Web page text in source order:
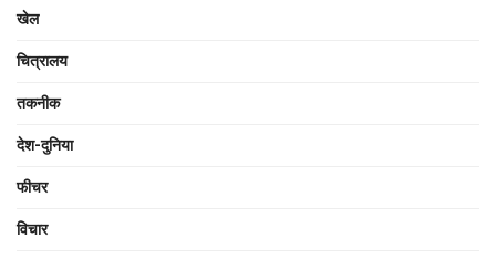
खेल
चित्रालय
तकनीक
देश-दुनिया
फीचर
विचार